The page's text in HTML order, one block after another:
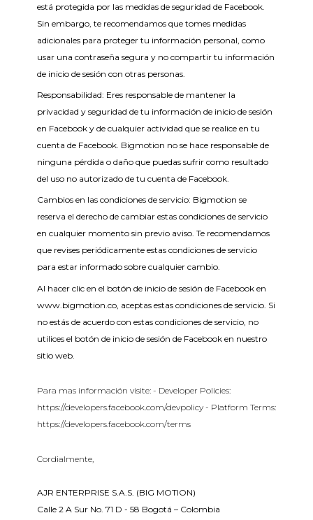
está protegida por las medidas de seguridad de Facebook.
Sin embargo, te recomendamos que tomes medidas
adicionales para proteger tu información personal, como
usar una contraseña segura y no compartir tu información
de inicio de sesión con otras personas.
Responsabilidad: Eres responsable de mantener la
privacidad y seguridad de tu información de inicio de sesión
en Facebook y de cualquier actividad que se realice en tu
cuenta de Facebook. Bigmotion no se hace responsable de
ninguna pérdida o daño que puedas sufrir como resultado
del uso no autorizado de tu cuenta de Facebook.
Cambios en las condiciones de servicio: Bigmotion se
reserva el derecho de cambiar estas condiciones de servicio
en cualquier momento sin previo aviso. Te recomendamos
que revises periódicamente estas condiciones de servicio
para estar informado sobre cualquier cambio.
Al hacer clic en el botón de inicio de sesión de Facebook en
www.bigmotion.co, aceptas estas condiciones de servicio. Si
no estás de acuerdo con estas condiciones de servicio, no
utilices el botón de inicio de sesión de Facebook en nuestro
sitio web.
Para mas información visite: - Developer Policies:
https://developers.facebook.com/devpolicy - Platform Terms:
https://developers.facebook.com/terms
Cordialmente,
AJR ENTERPRISE S.A.S. (BIG MOTION)
Calle 2 A Sur No. 71 D - 58 Bogotá – Colombia